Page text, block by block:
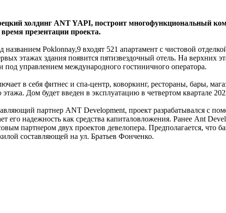
холдинг ANT YAPI, построит многофункциональный
презентации проекта.
Poklonnay,9 входят 521 апартамент с чистовой
этажах здания появится пятизвездочный отель. На верхних
управлением международного гостиничного оператора.
в себя фитнес и спа-центр, коворкинг, рестораны, бары,
Дом будет введен в эксплуатацию в четвертом квартале
партнер ANT Development, проект разрабатывался с
его надежность как средства капиталовложения. Ранее Ant
партнером двух проектов девелопера. Предполагается, что
составляющей на ул. Братьев Фонченко.